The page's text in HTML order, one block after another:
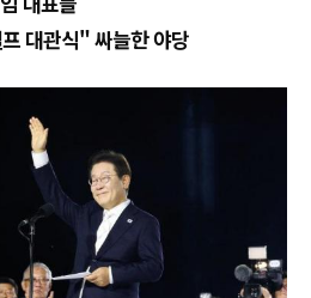
대관식" 싸늘한 야당